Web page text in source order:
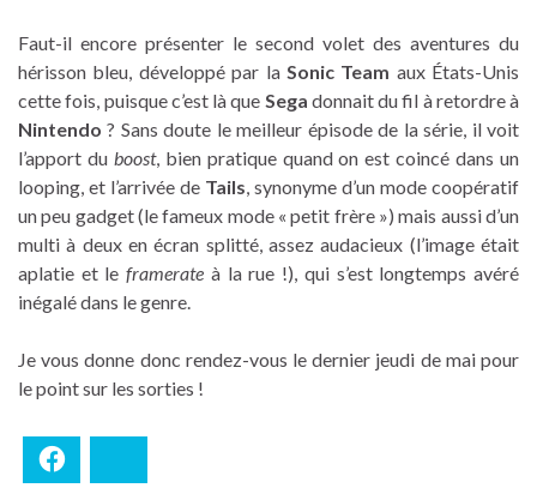
Faut-il encore présenter le second volet des aventures du
hérisson bleu, développé par la Sonic Team aux États-Unis
cette fois, puisque c’est là que Sega donnait du fil à retordre à
Nintendo ? Sans doute le meilleur épisode de la série, il voit
l’apport du boost, bien pratique quand on est coincé dans un
looping, et l’arrivée de Tails, synonyme d’un mode coopératif
un peu gadget (le fameux mode « petit frère ») mais aussi d’un
multi à deux en écran splitté, assez audacieux (l’image était
aplatie et leframerate à la rue !), qui s’est longtemps avéré
inégalé dans le genre.
Je vous donne donc rendez-vous le dernier jeudi de mai pour
le point sur les sorties !